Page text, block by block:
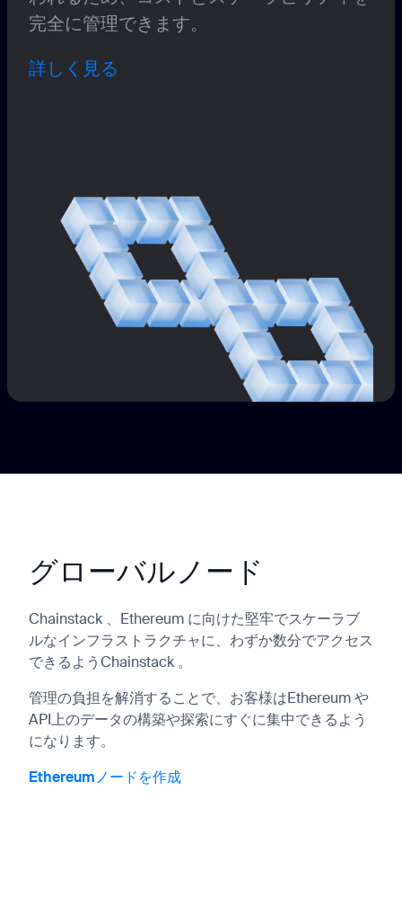
完全に管理できます。
詳しく見る
グローバルノード
Chainstack 、Ethereum に向けた堅牢でスケーラブ
ルなインフラストラクチャに、わずか数分でアクセス
できるようChainstack 。
管理の負担を解消することで、お客様はEthereum や
API上のデータの構築や探索にすぐに集中できるよう
になります。
Ethereumノードを作成